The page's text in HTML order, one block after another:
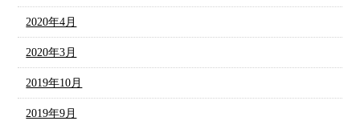
2020年4月
2020年3月
2019年10月
2019年9月